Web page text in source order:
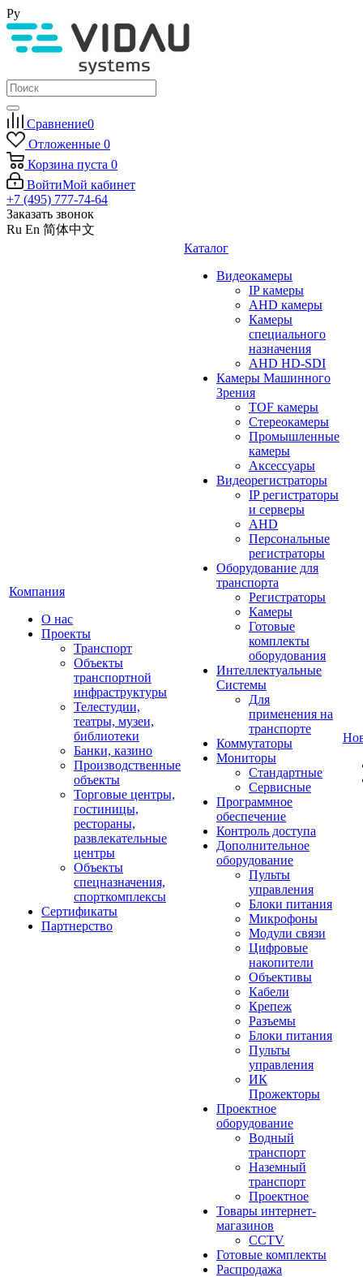
Ру
Сравнение0
Отложенные 0
Корзина пуста 0
ВойтиМой кабинет
+7 (495) 777-74-64
Заказать звонок
Ru En 简体中文
Компания
О нас
Проекты
Транспорт
Объекты
транспортной
инфраструктуры
Телестудии,
театры, музеи,
библиотеки
Банки, казино
Производственные
объекты
Торговые центры,
гостиницы,
рестораны,
развлекательные
центры
Объекты
спецназначения,
спорткомплексы
Сертификаты
Партнерство
Каталог
Видеокамеры
IP камеры
AHD камеры
Камеры
специального
назначения
AHD HD-SDI
Камеры Машинного
Зрения
TOF камеры
Стереокамеры
Промышленные
камеры
Аксессуары
Видеорегистраторы
IP регистраторы
и серверы
AHD
Персональные
регистраторы
Оборудование для
транспорта
Регистраторы
Камеры
Готовые
комплекты
оборудования
Интеллектуальные
Системы
Для
применения на
транспорте
Коммутаторы
Мониторы
Стандартные
Сервисные
Программное
обеспечение
Контроль доступа
Дополнительное
оборудование
Пульты
управления
Блоки питания
Микрофоны
Модули связи
Цифровые
накопители
Объективы
Кабели
Крепеж
Разъемы
Блоки питания
Пульты
управления
ИК
Прожекторы
Проектное
оборудование
Водный
транспорт
Наземный
транспорт
Проектное
Товары интернет-
магазинов
CCTV
Готовые комплекты
Распродажа